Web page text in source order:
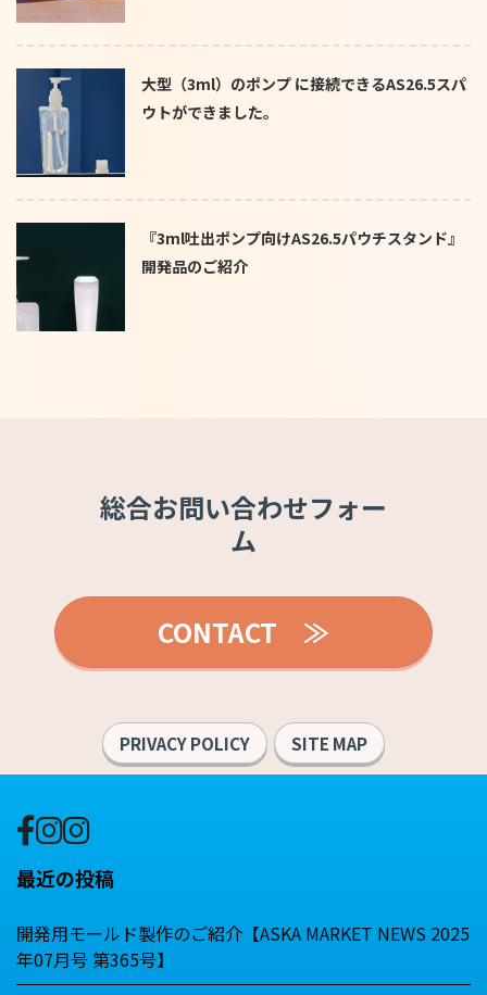
大型（3ml）のポンプ に接続できるAS26.5スパ
ウトができました。
『3ml吐出ポンプ向けAS26.5パウチスタンド』
開発品のご紹介
総合お問い合わせフォー
ム
CONTACT ≫
PRIVACY POLICY SITE MAP
最近の投稿
開発用モールド製作のご紹介【ASKA MARKET NEWS 2025
年07月号 第365号】